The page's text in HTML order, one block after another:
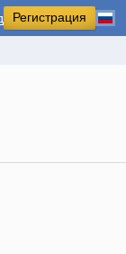
Регистрация